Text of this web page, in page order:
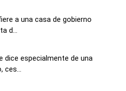
a una casa de gobierno
d...
dice especialmente de una
ces...